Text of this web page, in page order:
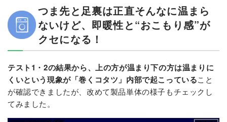
つま先と足裏は正直そんなに温まら
ないけど、即暖性と“おこもり感”が
クセになる！
テスト1・2の結果から、上の方が温まり下の方は温まりに
くいという現象が「巻くコタツ」内部で起こっていること
が確認できましたが、改めて製品単体の様子もチェックし
てみました。